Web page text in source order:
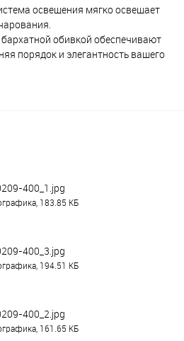
освещения мягко освещает
обивкой обеспечивают
порядок и элегантность вашего
400_1.jpg
183.85 КБ
400_3.jpg
194.51 КБ
400_2.jpg
161.65 КБ